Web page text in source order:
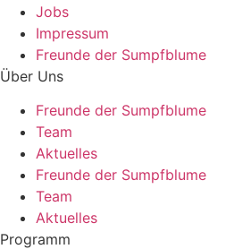
Jobs
Impressum
Freunde der Sumpfblume
Über Uns
Freunde der Sumpfblume
Team
Aktuelles
Freunde der Sumpfblume
Team
Aktuelles
Programm